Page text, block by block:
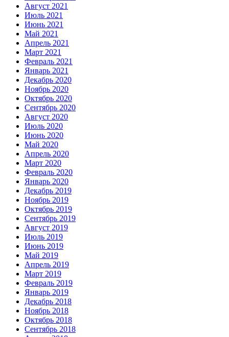
Август 2021
Июль 2021
Июнь 2021
Май 2021
Апрель 2021
Март 2021
Февраль 2021
Январь 2021
Декабрь 2020
Ноябрь 2020
Октябрь 2020
Сентябрь 2020
Август 2020
Июль 2020
Июнь 2020
Май 2020
Апрель 2020
Март 2020
Февраль 2020
Январь 2020
Декабрь 2019
Ноябрь 2019
Октябрь 2019
Сентябрь 2019
Август 2019
Июль 2019
Июнь 2019
Май 2019
Апрель 2019
Март 2019
Февраль 2019
Январь 2019
Декабрь 2018
Ноябрь 2018
Октябрь 2018
Сентябрь 2018